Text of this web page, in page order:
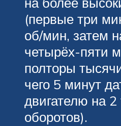
(первые три
об/мин, затем
четырёх-пяти
полторы
чего 5 минут
двигателю на
оборотов).